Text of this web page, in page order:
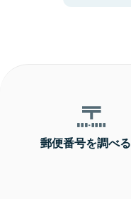
郵便番号を調べる